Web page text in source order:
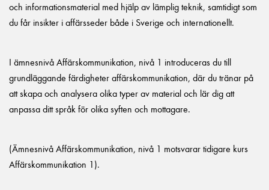
och informationsmaterial med hjälp av lämplig teknik, samtidigt som
du får insikter i affärsseder både i Sverige och internationellt.
I ämnesnivå Affärskommunikation, nivå 1 introduceras du till
grundläggande färdigheter affärskommunikation, där du tränar på
att skapa och analysera olika typer av material och lär dig att
anpassa ditt språk för olika syften och mottagare.
(Ämnesnivå Affärskommunikation, nivå 1 motsvarar tidigare kurs
Affärskommunikation 1).